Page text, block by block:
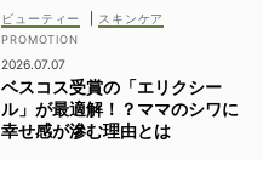
ビューティー スキンケア
2026.07.07
ベスコス受賞の「エリクシー
ル」が最適解！？ママのシワに
幸せ感が滲む理由とは